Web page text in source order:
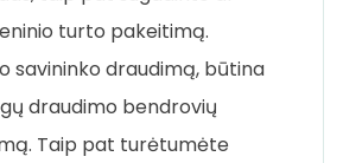
turto pakeitimą.
savininko draudimą, būtina
draudimo bendrovių
Taip pat turėtumėte